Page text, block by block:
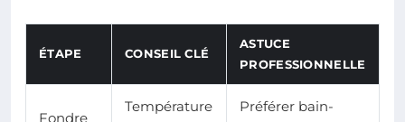
ÉTAPE CONSEIL CLÉ
ASTUCE
PROFESSIONNELLE
Fondre
Température
Préférer bain-